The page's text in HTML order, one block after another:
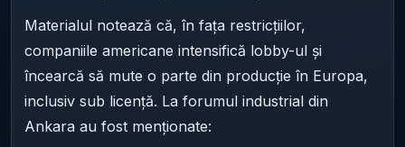
Materialul notează că, în fața restricțiilor,
companiile americane intensifică lobby-ul și
încearcă să mute o parte din producție în Europa,
inclusiv sub licență. La forumul industrial din
Ankara au fost menționate: